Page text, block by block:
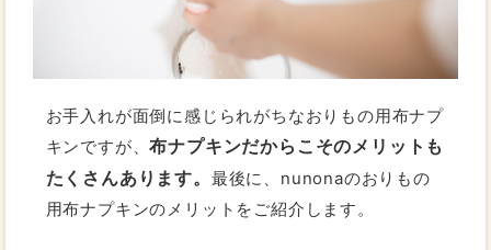
お手入れが面倒に感じられがちなおりもの用布ナプ
キンですが、布ナプキンだからこそのメリットも
たくさんあります。 最後に、nunonaのおりもの
用布ナプキンのメリットをご紹介します。